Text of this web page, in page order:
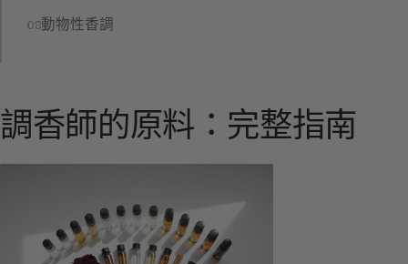
動物性香調
調香師的原料：完整指南